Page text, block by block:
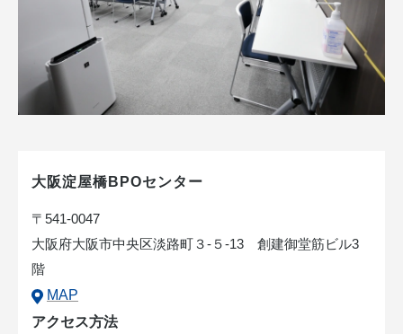
大阪淀屋橋BPOセンター
〒541-0047
⼤阪府⼤阪市中央区淡路町３-５-13 創建御堂筋ビル3
階
MAP
アクセス方法